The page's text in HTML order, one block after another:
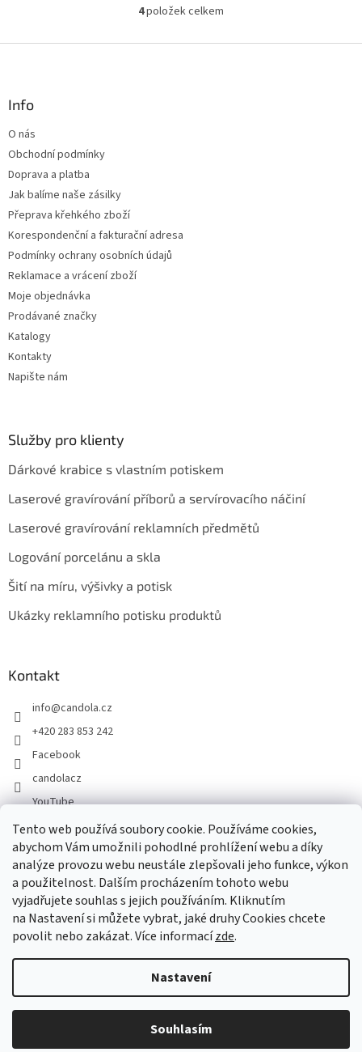
Tento web používá soubory cookie. Používáme cookies,
abychom Vám umožnili pohodlné prohlížení webu a díky
analýze provozu webu neustále zlepšovali jeho funkce, výkon
a použitelnost. Dalším procházením tohoto webu
vyjadřujete souhlas s jejich používáním. Kliknutím
na Nastavení si můžete vybrat, jaké druhy Cookies chcete
povolit nebo zakázat. Více informacízde.
Nastavení
Souhlasím
O
l
ý
4položek celkem
Info
O nás
Obchodní podmínky
Doprava a platba
Jak balíme naše zásilky
Přeprava křehkého zboží
Korespondenční a fakturační adresa
Podmínky ochrany osobních údajů
Reklamace a vrácení zboží
Moje objednávka
Prodávané značky
Katalogy
Kontakty
Napište nám
Služby pro klienty
Dárkové krabice s vlastním potiskem
Laserové gravírování příborů a servírovacího náčiní
Laserové gravírování reklamních předmětů
Logování porcelánu a skla
Šití na míru, výšivky a potisk
Ukázky reklamního potisku produktů
Kontakt
info@candola.cz
+420 283 853 242
Facebook
candolacz
YouTube
Přijímáme online platby
Copyright 2026GASTRO HOLDING CANDOLA, s. r. o.. Všechna
práva vyhrazena.Upravit nastavení cookies